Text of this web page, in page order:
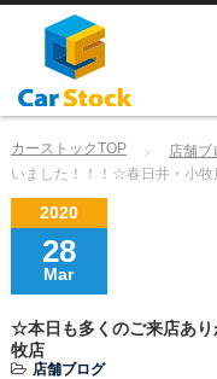
カーストックTOP 店舗ブ
いました！！！☆春日井・小牧
2020
28
Mar
☆本日も多くのご来店あ
牧店
店舗ブログ